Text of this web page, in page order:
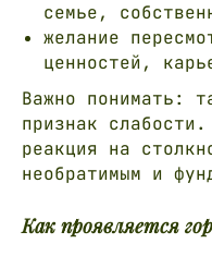
семье,
желание
ценностей,
Важно понимать:
признак
реакция на
необратимым и
Как проявляется